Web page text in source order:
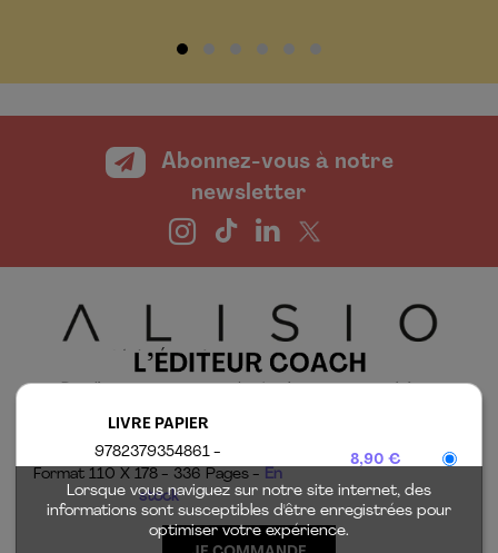
Lorsque vous naviguez sur notre site internet, des
informations sont susceptibles d'être enregistrées pour
optimiser votre expérience.
LIVRE PAPIER
9782379354861
Format 110 X 178
336 Pages
En
stock
8,90 €
Abonnez-vous à notre
newsletter
LES ÉDITIONS ALISIO
TOUTES NOS
PARUTIONS
CONTACT
CHARTE DES
DONNÉES
PERSONNELLES